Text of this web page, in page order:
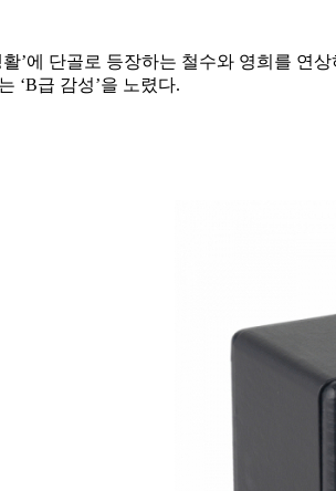
’에 단골로 등장하는 철수와 영희를 연
‘B급 감성’을 노렸다.